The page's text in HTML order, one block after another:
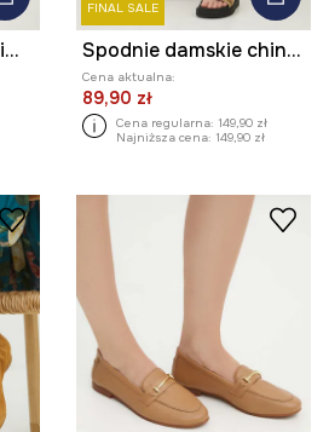
Marynarka męska slim melanżowa kolor beżowy
FINAL SALE
Spodnie damskie chino z paskiem kolor zielony
Cena aktualna:
89,90 zł
Cena regularna: 149,90 zł
Najniższa cena: 149,90 zł